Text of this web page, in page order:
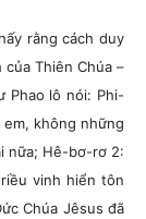
rằng cách duy
Thiên Chúa –
Phao lô nói: Phi-
không những
nữa; Hê-bơ-rơ 2:
vinh hiển tôn
Chúa Jêsus đã